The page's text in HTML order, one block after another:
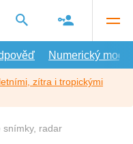
Numerický model
zítra i tropickými
snímky, radar